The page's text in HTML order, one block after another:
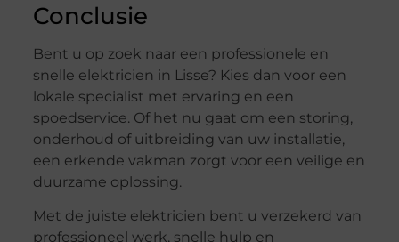
Conclusie
Bent u op zoek naar een professionele en
snelle elektricien in Lisse? Kies dan voor een
lokale specialist met ervaring en een
spoedservice. Of het nu gaat om een storing,
onderhoud of uitbreiding van uw installatie,
een erkende vakman zorgt voor een veilige en
duurzame oplossing.
Met de juiste elektricien bent u verzekerd van
professioneel werk, snelle hulp en